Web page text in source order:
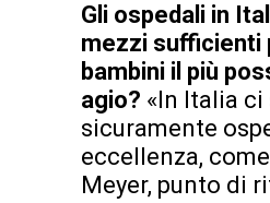
Gli ospedali in
mezzi sufficienti
bambini il più
agio? «In Italia ci
sicuramente
eccellenza,
Meyer, punto di